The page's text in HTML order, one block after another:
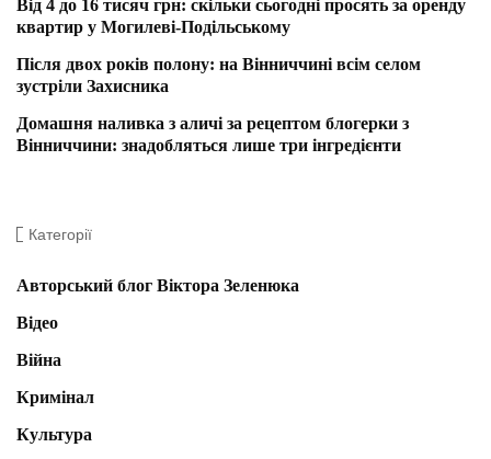
Від 4 до 16 тисяч грн: скільки сьогодні просять за оренду
квартир у Могилеві-Подільському
Після двох років полону: на Вінниччині всім селом
зустріли Захисника
Домашня наливка з аличі за рецептом блогерки з
Вінниччини: знадобляться лише три інгредієнти
Категорії
Авторський блог Віктора Зеленюка
Відео
Війна
Кримінал
Культура